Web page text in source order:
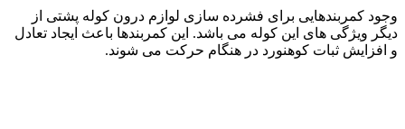
وجود کمربندهایی برای فشرده سازی لوازم درون کوله پشتی از
دیگر ویژگی های این کوله می باشد. این کمربندها باعث ایجاد تعادل
و افزایش ثبات کوهنورد در هنگام حرکت می شوند.